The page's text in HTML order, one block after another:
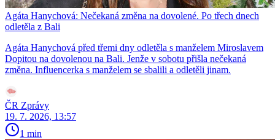
Agáta Hanychová: Nečekaná změna na dovolené. Po třech dnech
odletěla z Bali
Agáta Hanychová před třemi dny odletěla s manželem Miroslavem
Dopitou na dovolenou na Bali. Jenže v sobotu přišla nečekaná
změna. Influencerka s manželem se sbalili a odletěli jinam.
ČR Zprávy
19. 7. 2026, 13:57
1 min